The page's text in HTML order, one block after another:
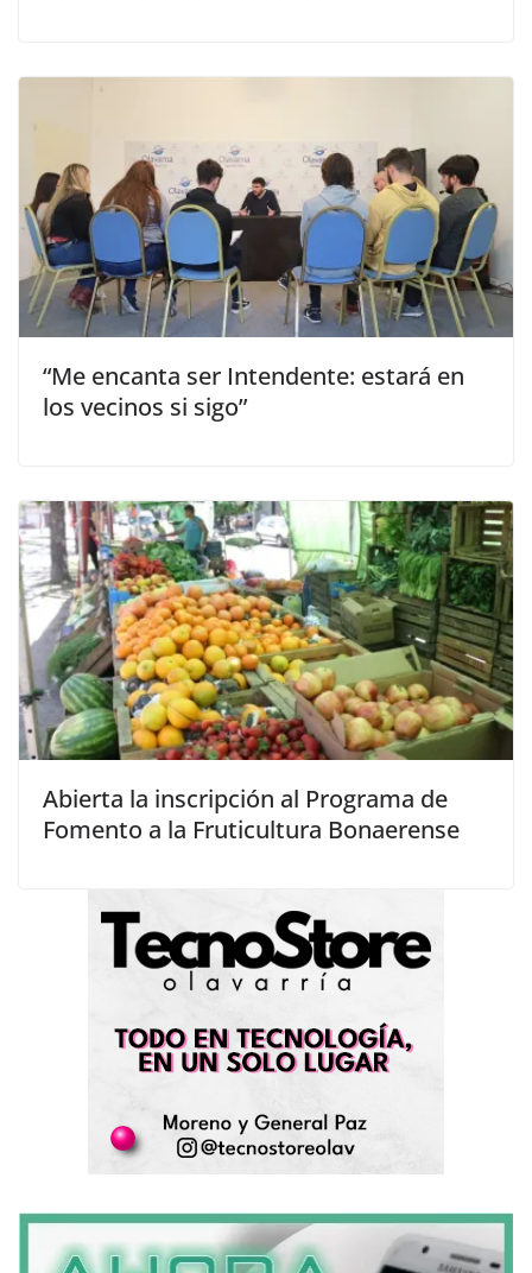
“Me encanta ser Intendente: estará en
los vecinos si sigo”
Abierta la inscripción al Programa de
Fomento a la Fruticultura Bonaerense